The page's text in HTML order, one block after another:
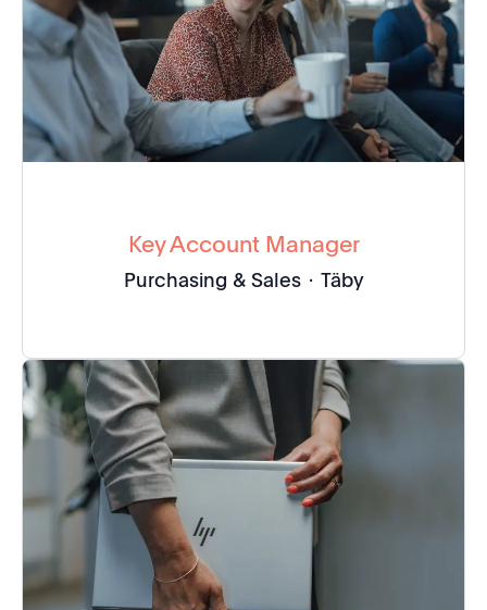
Key Account Manager
Purchasing & Sales · Täby